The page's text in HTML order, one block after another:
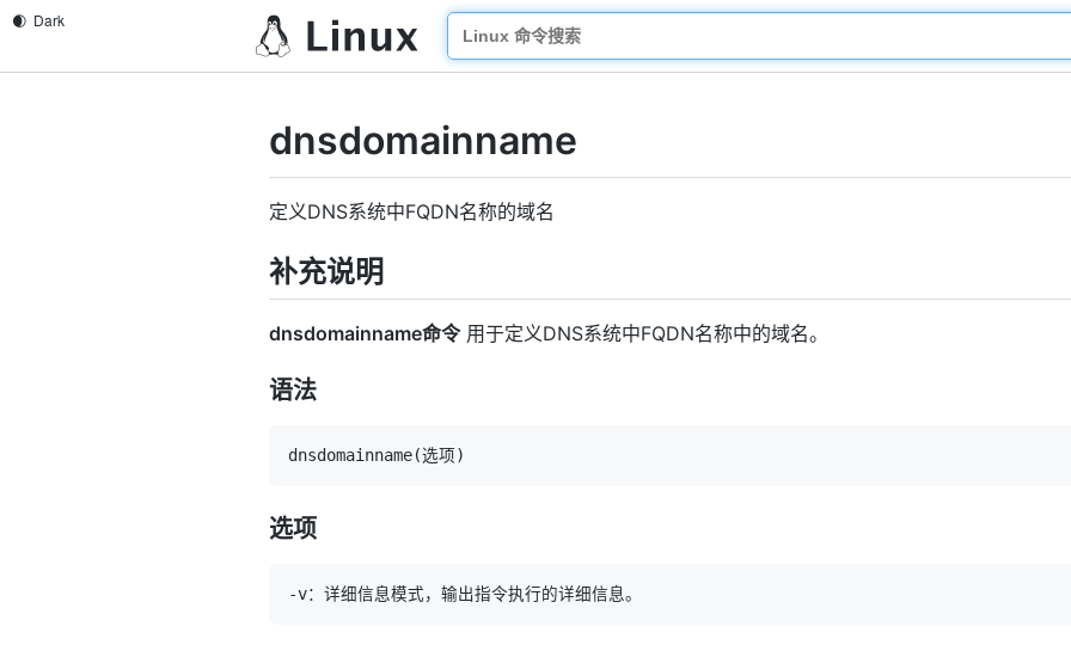
dnsdomainname
定义DNS系统中FQDN名称的域名
补充说明
dnsdomainname命令用于定义DNS系统中FQDN名称中的域名。
语法
dnsdomainname(选项)
选项